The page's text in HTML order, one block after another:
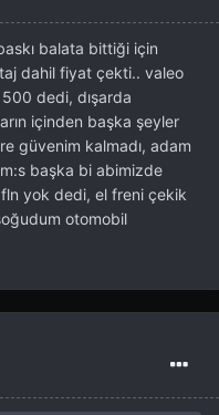
balata bittiği için
dahil fiyat çekti.. valeo
dedi, dışarda
içinden başka şeyler
güvenim kalmadı, adam
başka bi abimizde
yok dedi, el freni çekik
otomobil